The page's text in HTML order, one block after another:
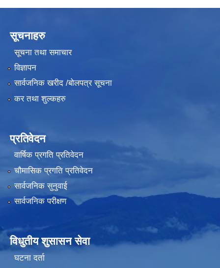
सूचनाहरु
सूचना तथा समाचार
विज्ञापन
सार्वजनिक खरीद /बोलपत्र सूचना
कर तथा शुल्कहरु
प्रतिवेदन
वार्षिक प्रगति प्रतिवेदन
चौमासिक प्रगति प्रतिवेदन
सार्वजनिक सुनुवाई
सार्वजनिक परीक्षण
विधुतीय शुसासन सेवा
घटना दर्ता